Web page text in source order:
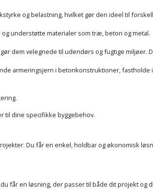
og belastning, hvilket gør den ideel til
understøtte materialer som træ, beton og metal.
dem velegnede til udendørs og fugtige miljøer.
armeringsjern i betonkonstruktioner,
til dine specifikke byggebehov.
Du får en enkel, holdbar og økonomisk
får en løsning, der passer til både dit projekt og